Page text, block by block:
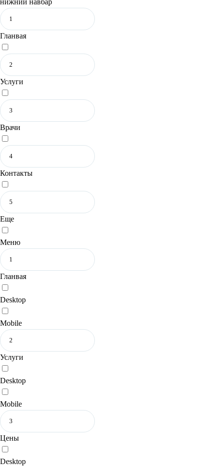
нижний навбар
Гланвая
Услуги
Врачи
Контакты
Еще
Меню
Гланвая
Desktop
Mobile
Услуги
Desktop
Mobile
Цены
Desktop